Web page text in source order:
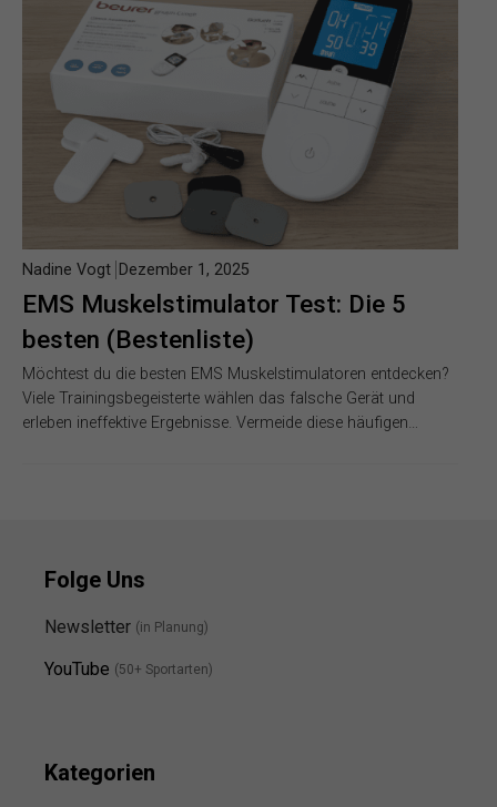
EMS Muskelstimulator Test: Die 5
besten (Bestenliste)
Nadine Vogt Dezember 1, 2025
Möchtest du die besten EMS Muskelstimulatoren entdecken?
Viele Trainingsbegeisterte wählen das falsche Gerät und
erleben ineffektive Ergebnisse. Vermeide diese häufigen…
Folge Uns
Newsletter (in Planung)
YouTube (50+ Sportarten)
Kategorien